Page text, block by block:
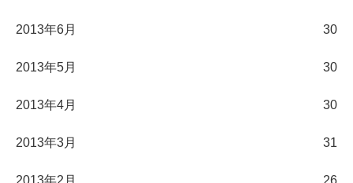
2013年6月 30
2013年5月 30
2013年4月 30
2013年3月 31